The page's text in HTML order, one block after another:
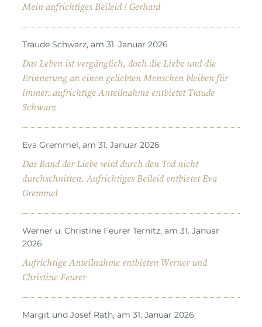
Mein aufrichtiges Beileid ! Gerhard
Traude Schwarz, am 31. Januar 2026
Das Leben ist vergänglich, doch die Liebe und die
Erinnerung an einen geliebten Menschen bleiben für
immer..aufrichtige Anteilnahme entbietet Traude
Schwarz
Eva Gremmel, am 31. Januar 2026
Das Band der Liebe wird durch den Tod nicht
durchschnitten. Aufrichtiges Beileid entbietet Eva
Gremmel
Werner u. Christine Feurer Ternitz, am 31. Januar
2026
Aufrichtige Anteilnahme entbieten Werner und
Christine Feurer
Margit und Josef Rath, am 31. Januar 2026